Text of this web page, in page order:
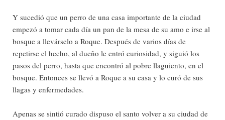
Y sucedió que un perro de una casa importante de la ciudad
empezó a tomar cada día un pan de la mesa de su amo e irse al
bosque a llevárselo a Roque. Después de varios días de
repetirse el hecho, al dueño le entró curiosidad, y siguió los
pasos del perro, hasta que encontró al pobre llaguiento, en el
bosque. Entonces se llevó a Roque a su casa y lo curó de sus
llagas y enfermedades.
Apenas se sintió curado dispuso el santo volver a su ciudad de